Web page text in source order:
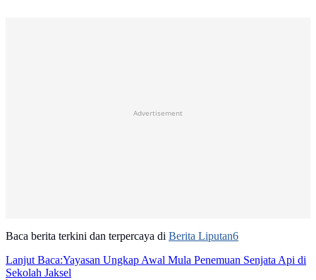
Advertisement
Baca berita terkini dan terpercaya di Berita Liputan6
Lanjut Baca:Yayasan Ungkap Awal Mula Penemuan Senjata Api di
Sekolah Jaksel